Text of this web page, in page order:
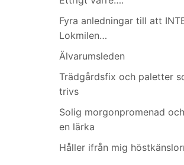
Fyra anledningar till att
Lokmilen…
Älvarumsleden
Trädgårdsfix och paletter
trivs
Solig morgonpromenad
en lärka
Håller ifrån mig